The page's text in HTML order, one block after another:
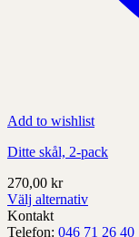
Add to wishlist
Ditte skål, 2-pack
270,00 kr
Välj alternativ
Denna
produkt
Kontakt
Telefon: 046 71 26 40